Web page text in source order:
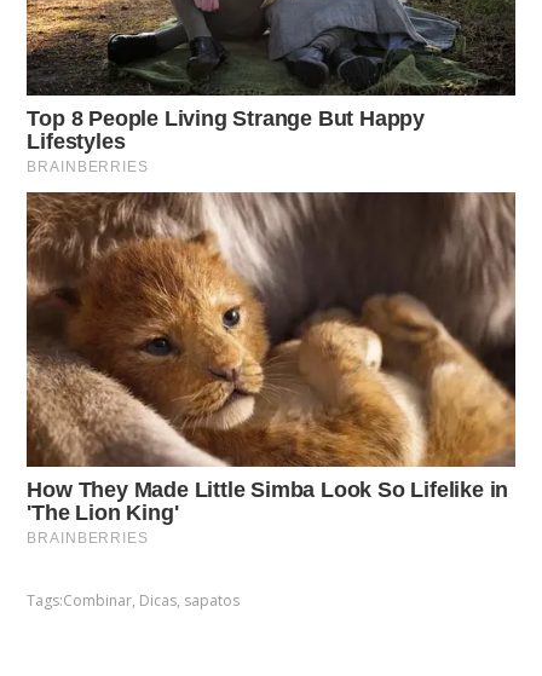
Tags:Combinar, Dicas, sapatos